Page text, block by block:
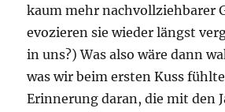
kaum mehr nachvollziehbarer
evozieren sie wieder längst
in uns?) Was also wäre dann
was wir beim ersten Kuss
Erinnerung daran, die mit den